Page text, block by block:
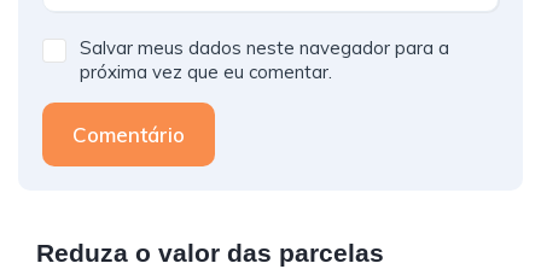
Salvar meus dados neste navegador para a
próxima vez que eu comentar.
Comentário
Reduza o valor das parcelas